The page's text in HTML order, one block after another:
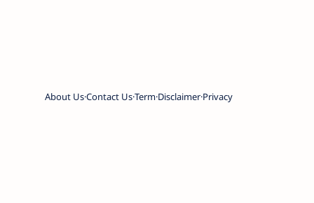
About UsContact UsTermDisclaimerPrivacy